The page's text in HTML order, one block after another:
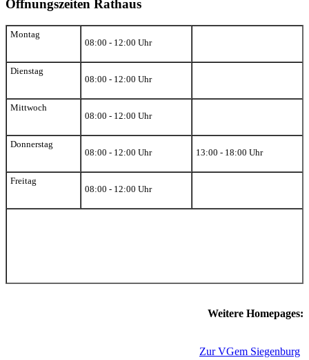
Öffnungszeiten Rathaus
Montag
08:00 - 12:00 Uhr
Dienstag
08:00 - 12:00 Uhr
Mittwoch
08:00 - 12:00 Uhr
Donnerstag
08:00 - 12:00 Uhr
13:00 - 18:00 Uhr
Freitag
08:00 - 12:00 Uhr
Weitere Homepages:
Zur VGem Siegenburg